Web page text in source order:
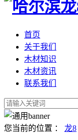
首页
关于我们
木材知识
木材资讯
联系我们
您当前的位置 ： 龙8